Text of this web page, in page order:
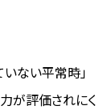
いない平常時」
が評価されにく